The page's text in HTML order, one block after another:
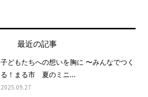
最近の記事
子どもたちへの想いを胸に 〜みんなでつく
る！まる市 夏のミニ...
2025.09.27